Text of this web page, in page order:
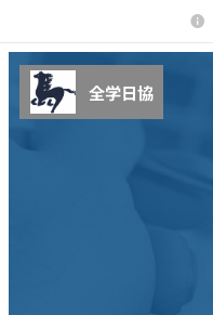
全学日協